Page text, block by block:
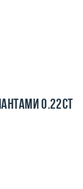
0.22ct